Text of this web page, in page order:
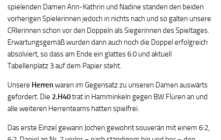
spielenden Damen Ann-Kathrin und Nadine standen den beiden
vorherigen Spielerinnen jedoch in nichts nach und so galten unsere
CRlerinnen schon vor den Doppeln als Siegerinnen des Spieltages.
Erwartungsgemäß wurden dann auch noch die Doppel erfolgreich
absolviert, so dass am Ende ein glattes 6:0 und aktuell
Tabellenplatz 3 auf dem Papier steht.
Unsere Herrenwaren im Gegensatz zu unseren Damen auswärts
gefordert. Die 2.H40trat in Hamminkeln gegen BW Flüren an und
alle weiteren Herrenteams hatten spielfrei.
Das erste Einzel gewann Jochen gewohnt souverän mit einem 6:2,